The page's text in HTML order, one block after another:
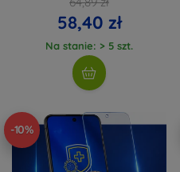
58,40 zł
Na stanie: > 5 szt.
-10%